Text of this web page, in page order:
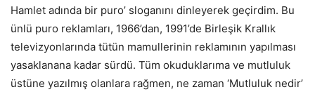
Hamlet adında bir puro’ sloganını dinleyerek geçirdim. Bu
ünlü puro reklamları, 1966’dan, 1991’de Birleşik Krallık
televizyonlarında tütün mamullerinin reklamının yapılması
yasaklanana kadar sürdü. Tüm okuduklarıma ve mutluluk
üstüne yazılmış olanlara rağmen, ne zaman ‘Mutluluk nedir’